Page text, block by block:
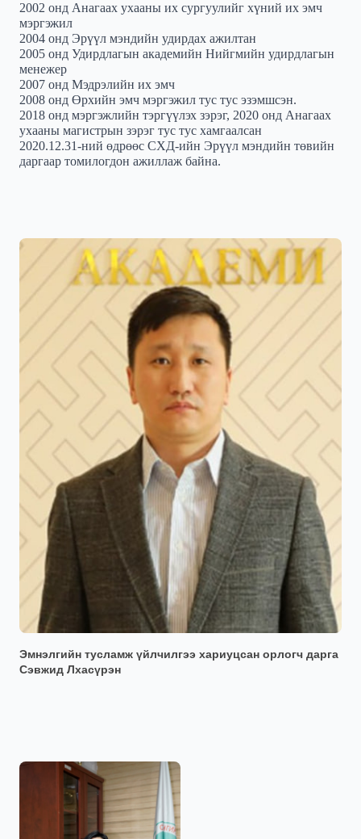
2002 онд Анагаах ухааны их сургуулийг хүний их эмч
мэргэжил
2004 онд Эрүүл мэндийн удирдах ажилтан
2005 онд Удирдлагын академийн Нийгмийн удирдлагын
менежер
2007 онд Мэдрэлийн их эмч
2008 онд Өрхийн эмч мэргэжил тус тус эзэмшсэн.
2018 онд мэргэжлийн тэргүүлэх зэрэг, 2020 онд Анагаах
ухааны магистрын зэрэг тус тус хамгаалсан
2020.12.31-ний өдрөөс СХД-ийн Эрүүл мэндийн төвийн
даргаар томилогдон ажиллаж байна.
Эмнэлгийн тусламж үйлчилгээ хариуцсан орлогч дарга
Сэвжид Лхасүрэн